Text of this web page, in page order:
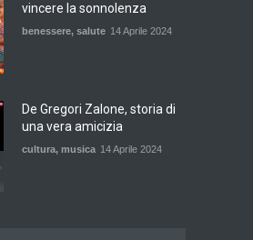
vincere la sonnolenza
benessere, salute 14 Aprile 2024
De Gregori Zalone, storia di
una vera amicizia
cultura, musica 14 Aprile 2024